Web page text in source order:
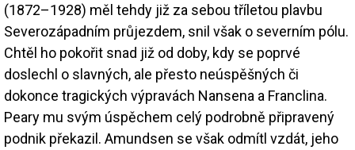
(1872–1928) měl tehdy již za sebou tříletou plavbu
Severozápadním průjezdem, snil však o severním pólu.
Chtěl ho pokořit snad již od doby, kdy se poprvé
doslechl o slavných, ale přesto neúspěšných či
dokonce tragických výpravách Nansena a Franclina.
Peary mu svým úspěchem celý podrobně připravený
podnik překazil. Amundsen se však odmítl vzdát, jeho